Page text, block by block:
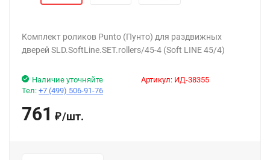
Комплект роликов Punto (Пунто) для раздвижных
дверей SLD.SoftLine.SET.rollers/45-4 (Soft LINE 45/4)
Артикул: ИД-38355
Наличие уточняйте
Тел: +7 (499) 506-91-76
761 ₽/шт.